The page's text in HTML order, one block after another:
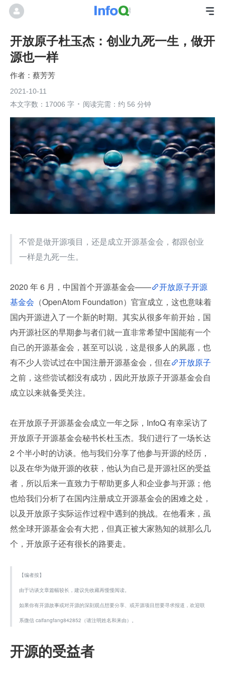
开放原子杜玉杰：创业九死一生，做开
源也一样
蔡芳芳
2021-10-11
本文字数：17006 字
阅读完需：约 56 分钟
不管是做开源项目，还是成立开源基金会，都跟创业
一样是九死一生。
2020 年 6 月，中国首个开源基金会——
开放原子开源
基金会 （OpenAtom Foundation）官宣成立，这也意味着
国内开源进入了一个新的时期。其实从很多年前开始，国
内开源社区的早期参与者们就一直非常希望中国能有一个
自己的开源基金会，甚至可以说，这是很多人的夙愿，也
有不少人尝试过在中国注册开源基金会，但在
开放原子
之前，这些尝试都没有成功，因此开放原子开源基金会自
成立以来就备受关注。
在开放原子开源基金会成立一年之际，InfoQ 有幸采访了
开放原子开源基金会秘书长杜玉杰。我们进行了一场长达
2 个半小时的访谈。他与我们分享了他参与开源的经历，
以及在华为做开源的收获，他认为自己是开源社区的受益
者，所以后来一直致力于帮助更多人和企业参与开源；他
也给我们分析了在国内注册成立开源基金会的困难之处，
以及开放原子实际运作过程中遇到的挑战。在他看来，虽
然全球开源基金会有大把，但真正被大家熟知的就那么几
个，开放原子还有很长的路要走。
【编者按】
由于访谈文章篇幅较长，建议先收藏再慢慢阅读。
如果你有开源故事或对开源的深刻观点想要分享、或开源项目想要寻求报道，欢迎联
系微信 caifangfang842852（请注明姓名和来由）。
开源的受益者